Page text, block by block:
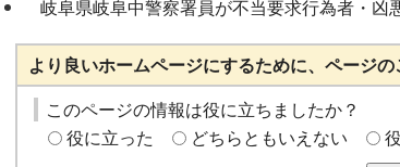
岐阜県岐阜中警察署員が不当要求行為者・凶
より良いホームページにするために、ページの
このページの情報は役に立ちましたか？
役に立った
どちらともいえない